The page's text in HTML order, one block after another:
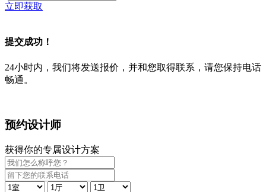
立即获取
提交成功！
24小时内，我们将发送报价，并和您取得联系，请您保持电话
畅通。
预约设计师
获得你的专属设计方案